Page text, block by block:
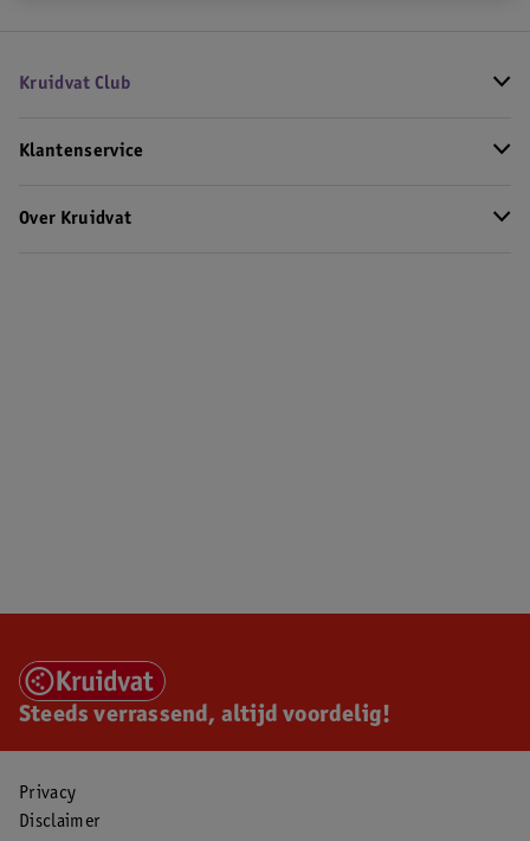
Kruidvat Club
Klantenservice
Over Kruidvat
Steeds verrassend, altijd voordelig!
Privacy
Disclaimer